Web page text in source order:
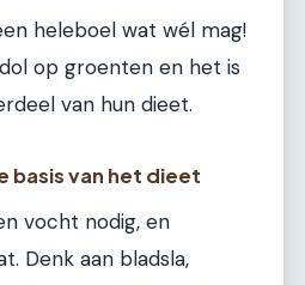
heleboel wat wél mag!
op groenten en het is
van hun dieet.
basis van het dieet
vocht nodig, en
Denk aan bladsla,